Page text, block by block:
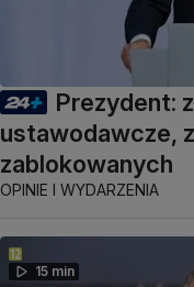
Prezydent:
ustawodawcze,
zablokowanych
OPINIE I WYDARZENIA
15 min